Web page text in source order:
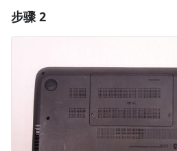
步骤 2